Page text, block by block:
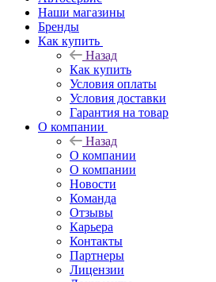
Наши магазины
Бренды
Как купить
Назад
Как купить
Условия оплаты
Условия доставки
Гарантия на товар
О компании
Назад
О компании
О компании
Новости
Команда
Отзывы
Карьера
Контакты
Партнеры
Лицензии